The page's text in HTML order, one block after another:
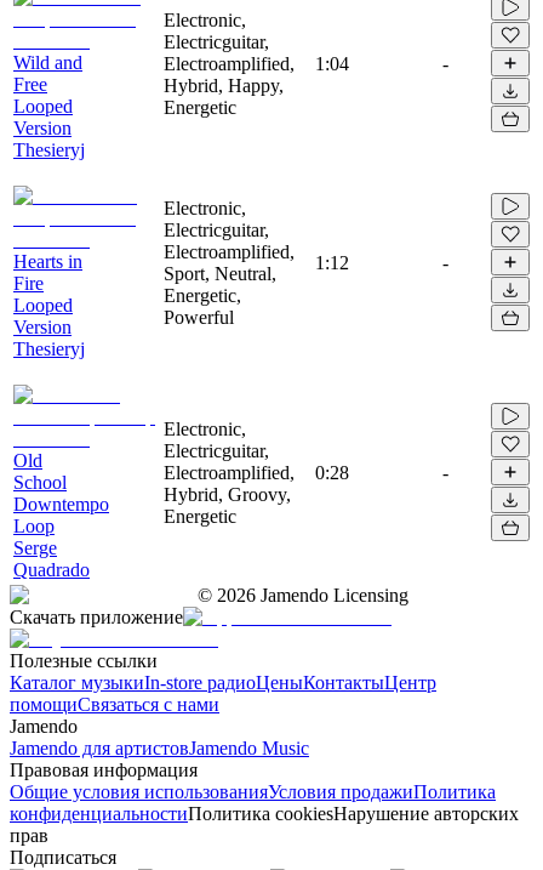
Wild and
Free
Looped
Version
Thesieryj
Electronic,
Electricguitar,
Electroamplified,
Hybrid, Happy,
Energetic
1:04 -
Hearts in
Fire
Looped
Version
Thesieryj
Electronic,
Electricguitar,
Electroamplified,
Sport, Neutral,
Energetic,
Powerful
1:12 -
Old
School
Downtempo
Loop
Serge
Quadrado
Electronic,
Electricguitar,
Electroamplified,
Hybrid, Groovy,
Energetic
0:28 -
© 2026 Jamendo Licensing
Скачать приложение
Полезные ссылки
Каталог музыкиIn-store радиоЦеныКонтактыЦентр
помощиСвязаться с нами
Jamendo
Jamendo для артистовJamendo Music
Правовая информация
Общие условия использованияУсловия продажиПолитика
конфиденциальностиПолитика cookiesНарушение авторских
прав
Подписаться